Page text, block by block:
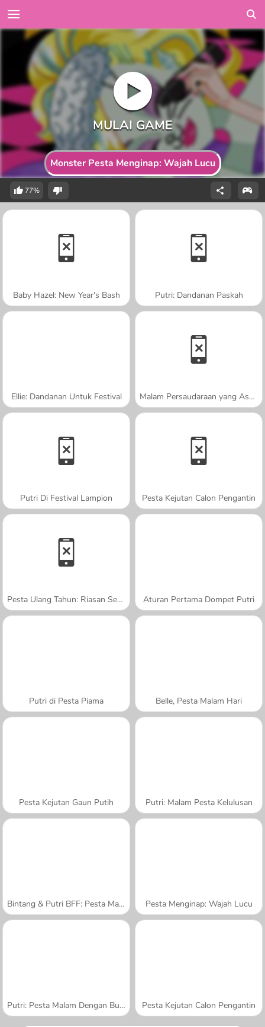
Monster Pesta Menginap: Wajah Lucu
77%
Baby Hazel: New Year's Bash Putri: Dandanan Paskah
Ellie: Dandanan Untuk Festival Malam Persaudaraan yang Asyik
Putri Di Festival Lampion Pesta Kejutan Calon Pengantin
Pesta Ulang Tahun: Riasan Sempurna Aturan Pertama Dompet Putri
Putri di Pesta Piama Belle, Pesta Malam Hari
Pesta Kejutan Gaun Putih Putri: Malam Pesta Kelulusan
Bintang & Putri BFF: Pesta Malam Hari Pesta Menginap: Wajah Lucu
Putri: Pesta Malam Dengan Busana Putih Pesta Kejutan Calon Pengantin